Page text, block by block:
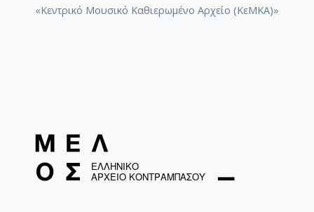
«Κεντρικό Μουσικό Καθιερωμένο Αρχείο (ΚεΜΚΑ)»